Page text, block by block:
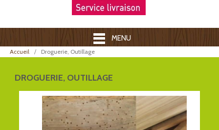
MENU
Accueil Droguerie, Outillage
DROGUERIE, OUTILLAGE